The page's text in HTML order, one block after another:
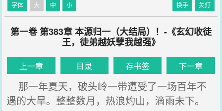
字体 大 中 小 换手 关灯
第一卷 第383章 本源归一（大结局）！-《玄幻收徒
王，徒弟越妖孽我越强》
上一章 目录 存书签 下一章
那一年夏天，破头岭一带遭受了一场百年不
遇的大旱。整整数月，热浪灼山，滴雨未下。